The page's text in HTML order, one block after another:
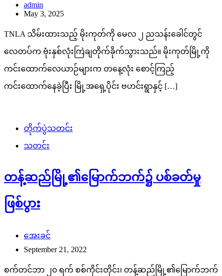
admin
May 3, 2025
TNLA သိမ်းထားသည့် မိုးကုတ်ကို မေလ ၂ ညသန်းခေါင်တွင်
လေတပ်က ဗုံးနှစ်လုံးကြဲချတိုက်ခိုက်သွားသည်။ မိုးကုတ်မြို့ကို
ကင်းထောက်လေယာဉ်များက တနေ့လုံး စောင့်ကြည့်
ကင်းထောက်နေခဲ့ပြီး မြို့အရှေ့ပိုင်း ဗဟင်းရွာနှင့် […]
တိုက်ပွဲသတင်း
သတင်း
တန့်ဆည်မြို့၏မြောက်ဘက်၌ ပစ်ခတ်မှု
ဖြစ်ပွား
အေးခင်
September 21, 2022
စက်တင်ဘာ ၂၀ ရက် စစ်ကိုင်းတိုင်း၊ တန့်ဆည်မြို့၏မြောက်ဘက်